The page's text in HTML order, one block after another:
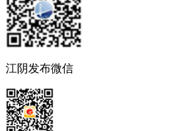
江阴发布微信